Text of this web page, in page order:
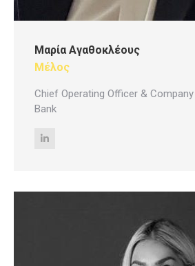
Μαρία Αγαθοκλέους
Μέλος
Chief Operating Officer & Company
Bank
Linkedin